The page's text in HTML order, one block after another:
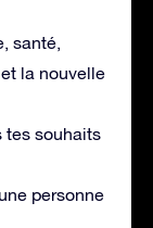
santé,
la nouvelle
tes souhaits
personne